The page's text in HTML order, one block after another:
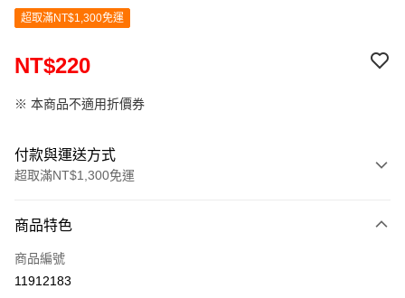
超取滿NT$1,300免運
NT$220
※ 本商品不適用折價券
付款與運送方式
超取滿NT$1,300免運
信用卡一次付款
超商取貨付款
商品特色
商品編號
11912183